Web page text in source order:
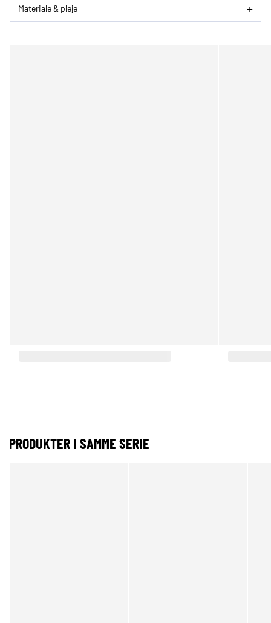
Materiale & pleje
PRODUKTER I SAMME SERIE